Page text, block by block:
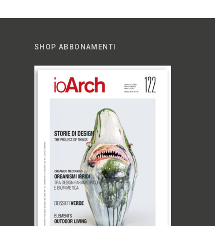
SHOP ABBONAMENTI